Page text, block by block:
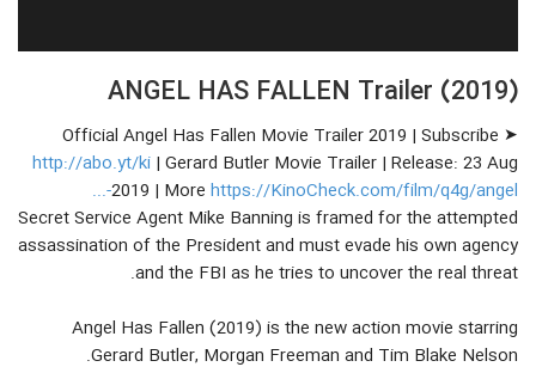
ANGEL HAS FALLEN Trailer (2019)
Official Angel Has Fallen Movie Trailer 2019 | Subscribe ➤
http://abo.yt/ki | Gerard Butler Movie Trailer | Release: 23 Aug
2019 | More https://KinoCheck.com/film/q4g/angel-...
Secret Service Agent Mike Banning is framed for the attempted
assassination of the President and must evade his own agency
and the FBI as he tries to uncover the real threat.
Angel Has Fallen (2019) is the new action movie starring
Gerard Butler, Morgan Freeman and Tim Blake Nelson.